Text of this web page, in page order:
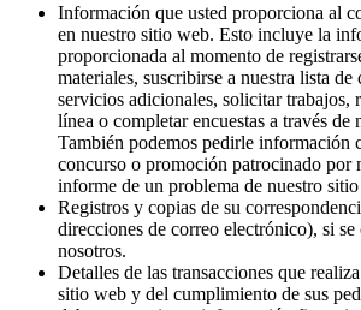
Información que usted proporciona al
en nuestro sitio web. Esto incluye la
proporcionada al momento de
materiales, suscribirse a nuestra lista
servicios adicionales, solicitar trabajos,
línea o completar encuestas a través de
También podemos pedirle información
concurso o promoción patrocinado por
informe de un problema de nuestro
Registros y copias de su
direcciones de correo electrónico), si
nosotros.
Detalles de las transacciones que
sitio web y del cumplimiento de sus